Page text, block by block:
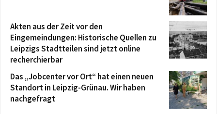
Akten aus der Zeit vor den
Eingemeindungen: Historische Quellen zu
Leipzigs Stadtteilen sind jetzt online
recherchierbar
Das „Jobcenter vor Ort“ hat einen neuen
Standort in Leipzig-Grünau. Wir haben
nachgefragt